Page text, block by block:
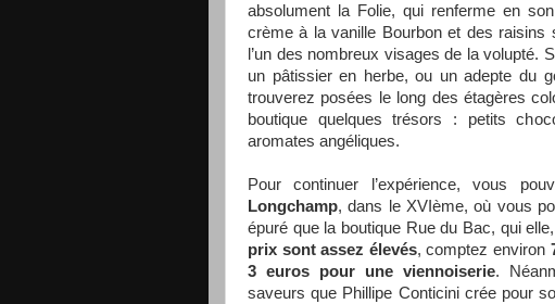
absolument
la Folie, qui renferme en
crème à la vanille Bourbon et des raisins
l’un des nombreux visages de la volupté.
un pâtissier en herbe, ou un adepte du
trouverez posées le long des étagères
boutique quelques trésors : petits
aromates angéliques.
Pour continuer l’expérience, vous
Longchamp, dans le XVIème, où vous
épuré que la boutique Rue du Bac, qui
prix sont assez élevés, comptez environ
3 euros pour une viennoiserie.
saveurs que Phillipe Conticini crée pour